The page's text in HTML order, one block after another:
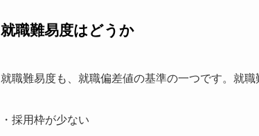
就職難易度はどうか
就職難易度も、就職偏差値の基準の一つです。就
・採用枠が少ない